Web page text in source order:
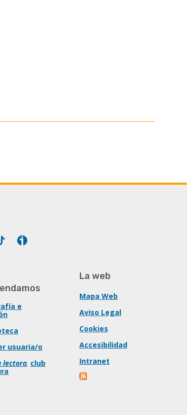
Tiktok
e
usuaria/o
lectora, club
La web
Mapa Web
Aviso Legal
Cookies
Accesibilidad
Intranet